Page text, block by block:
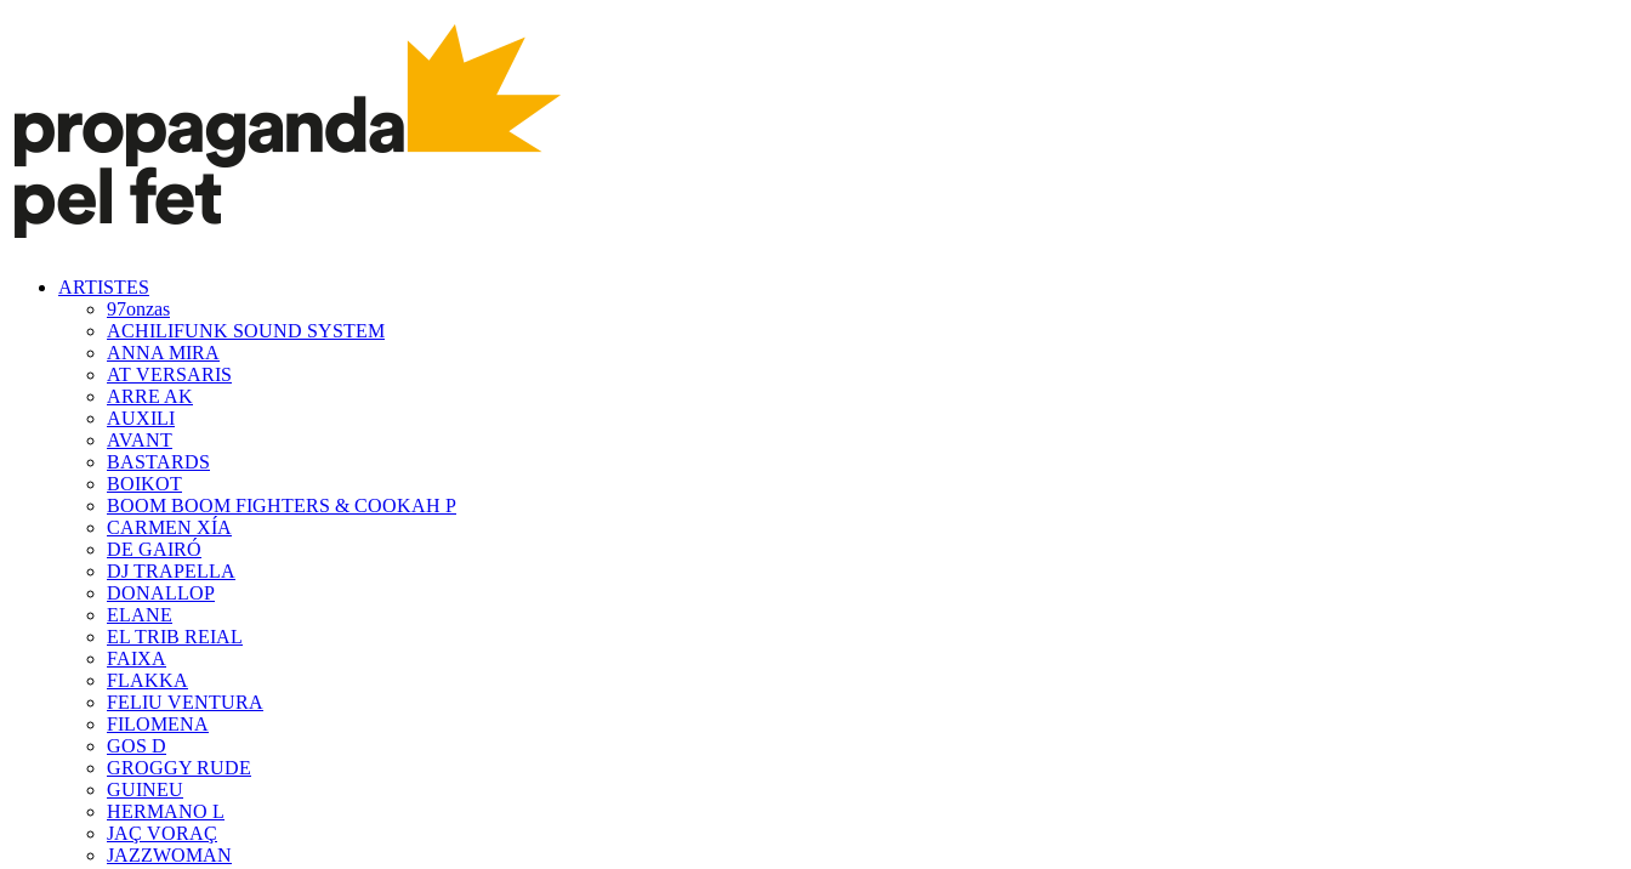
ARTISTES
97onzas
ACHILIFUNK SOUND SYSTEM
ANNA MIRA
AT VERSARIS
ARRE AK
AUXILI
AVANT
BASTARDS
BOIKOT
BOOM BOOM FIGHTERS & COOKAH P
CARMEN XÍA
DE GAIRÓ
DJ TRAPELLA
DONALLOP
ELANE
EL TRIB REIAL
FAIXA
FLAKKA
FELIU VENTURA
FILOMENA
GOS D
GROGGY RUDE
GUINEU
HERMANO L
JAÇ VORAÇ
JAZZWOMAN